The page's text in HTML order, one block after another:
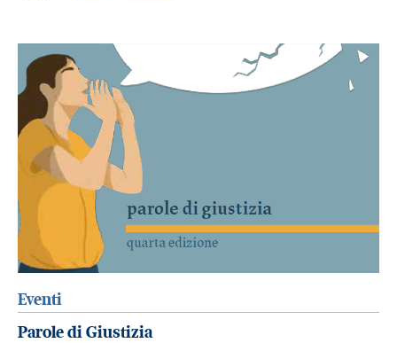
Eventi
Parole di Giustizia